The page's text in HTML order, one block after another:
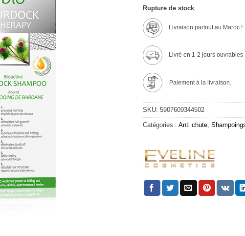
Rupture de stock
Livraison partout au Maroc !
Livré en 1-2 jours ouvrables
Paiement à la livraison.
SKU: 5907609344502
Catégories : Anti chute,